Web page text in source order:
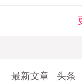
最新文章 头条